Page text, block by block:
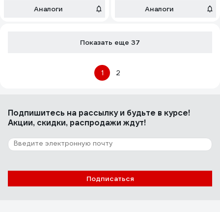
Аналоги
Аналоги
Показать еще 37
1 2
Подпишитесь на рассылкуи будьте в курсе!
Акции, скидки, распродажи ждут!
Подписаться